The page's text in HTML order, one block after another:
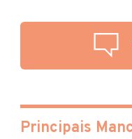
Principais